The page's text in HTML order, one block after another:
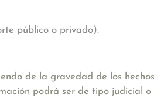
público o privado).
de la gravedad de los hechos
podrá ser de tipo judicial o